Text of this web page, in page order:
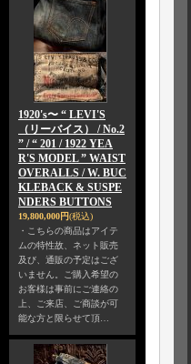
1920's〜 “ LEVI'S
（リーバイス） / No.2
” / “ 201 / 1922 YEA
R'S MODEL ” WAIST
OVERALLS / W. BUC
KLEBACK & SUSPE
NDERS BUTTONS
19,800,000円(税込)
・こちらの商品はアイテ
ムの特性故、ネット販売
及び、通販の予定はござ
いません。ご購入希望の
お客様は事前にご連絡の
上、ご来店、ご商談が可
能な方と限らせて頂…